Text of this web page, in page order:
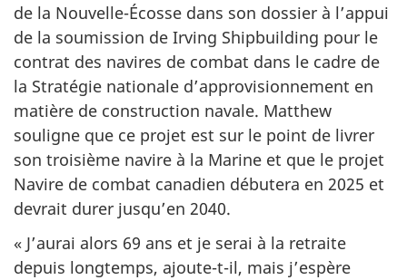
de la Nouvelle-Écosse dans son dossier à l’appui
de la soumission de Irving Shipbuilding pour le
contrat des navires de combat dans le cadre de
la Stratégie nationale d’approvisionnement en
matière de construction navale. Matthew
souligne que ce projet est sur le point de livrer
son troisième navire à la Marine et que le projet
Navire de combat canadien débutera en 2025 et
devrait durer jusqu’en 2040.
« J’aurai alors 69 ans et je serai à la retraite
depuis longtemps, ajoute-t-il, mais j’espère